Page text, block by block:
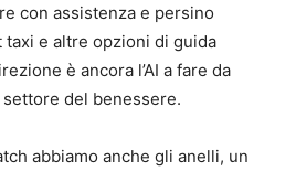
con assistenza e persino
e altre opzioni di guida
è ancora l’AI a fare da
del benessere.
abbiamo anche gli anelli, un